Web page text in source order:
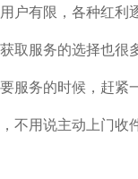
户有限，各种红利
取服务的选择也很
服务的时候，赶紧
不用说主动上门收